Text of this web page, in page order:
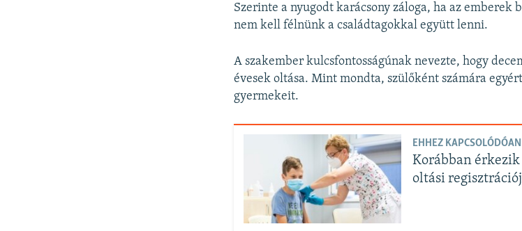
Szerinte a nyugodt karácsony záloga, ha az
nem kell félnünk a családtagokkal együtt lenni.
A szakember kulcsfontosságúnak nevezte, hogy
évesek oltása. Mint mondta, szülőként számára
gyermekeit.
EHHEZ
Korábban
oltási